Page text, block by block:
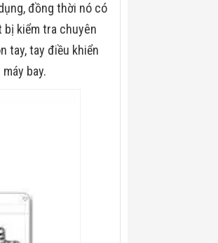
đồng thời nó có
bị kiểm tra chuyên
tay, tay điều khiển
bay.